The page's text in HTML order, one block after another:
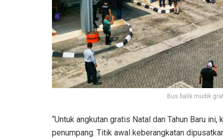
Bus balik mudik
“Untuk angkutan gratis Natal dan Tahun Baru
penumpang. Titik awal keberangkatan